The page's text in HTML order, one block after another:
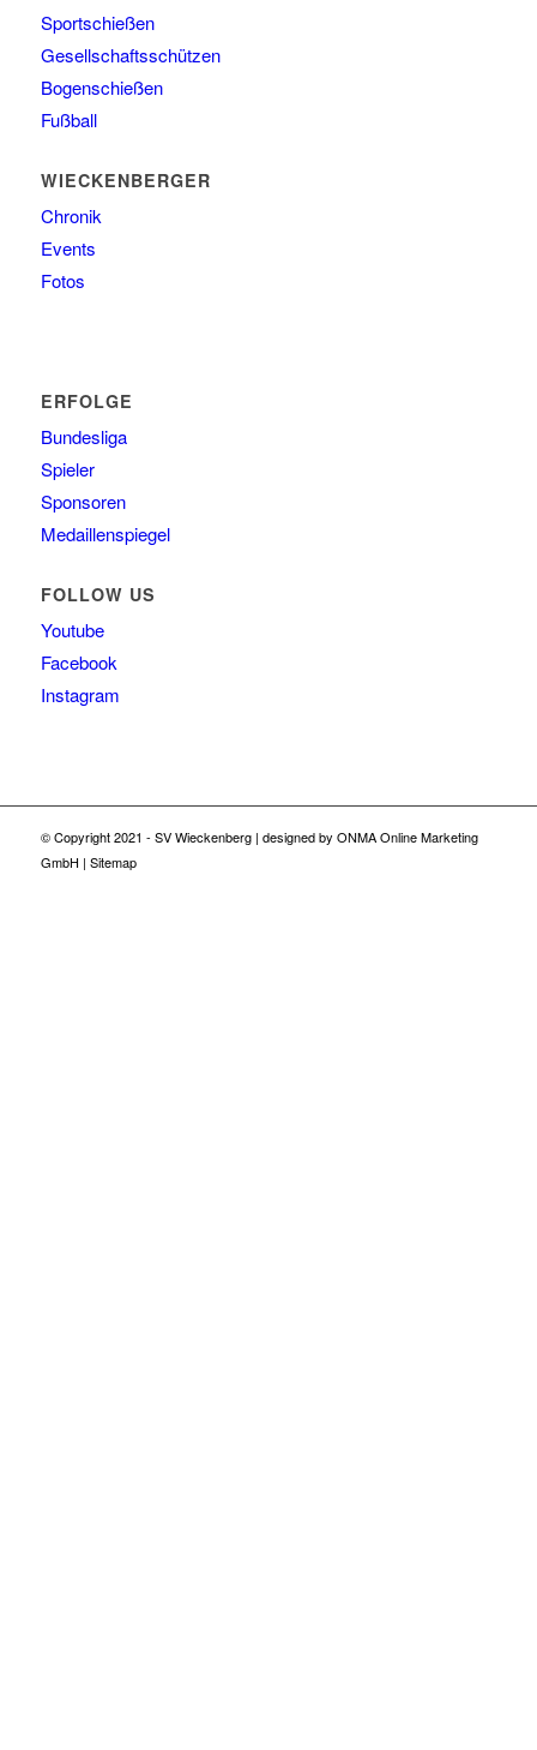
Sportschießen
Gesellschaftsschützen
Bogenschießen
Fußball
WIECKENBERGER
Chronik
Events
Fotos
ERFOLGE
Bundesliga
Spieler
Sponsoren
Medaillenspiegel
FOLLOW US
Youtube
Facebook
Instagram
© Copyright 2021 - SV Wieckenberg| designed by ONMA Online Marketing
GmbH | Sitemap